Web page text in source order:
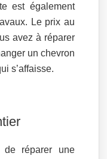
est également
Le prix au
avez à réparer
un chevron
s’affaisse.
réparer une